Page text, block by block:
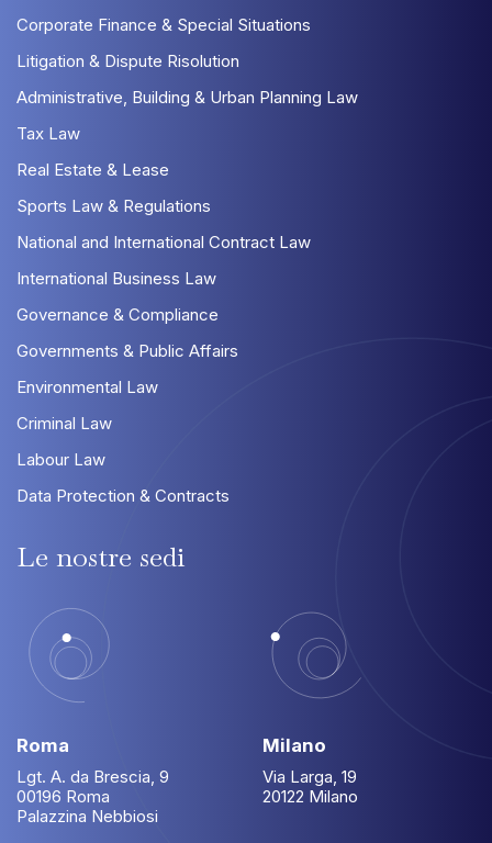
Corporate Finance & Special Situations
Litigation & Dispute Risolution
Administrative, Building & Urban Planning Law
Tax Law
Real Estate & Lease
Sports Law & Regulations
National and International Contract Law
International Business Law
Governance & Compliance
Governments & Public Affairs
Environmental Law
Criminal Law
Labour Law
Data Protection & Contracts
Le nostre sedi
Roma
Lgt. A. da Brescia, 9
00196 Roma
Palazzina Nebbiosi
Milano
Via Larga, 19
20122 Milano